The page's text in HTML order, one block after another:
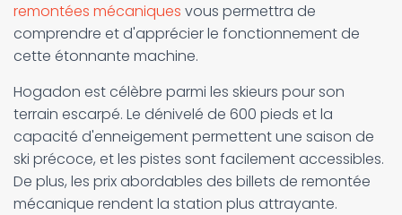
remontées mécaniques vous permettra de
comprendre et d'apprécier le fonctionnement de
cette étonnante machine.
Hogadon est célèbre parmi les skieurs pour son
terrain escarpé. Le dénivelé de 600 pieds et la
capacité d'enneigement permettent une saison de
ski précoce, et les pistes sont facilement accessibles.
De plus, les prix abordables des billets de remontée
mécanique rendent la station plus attrayante.